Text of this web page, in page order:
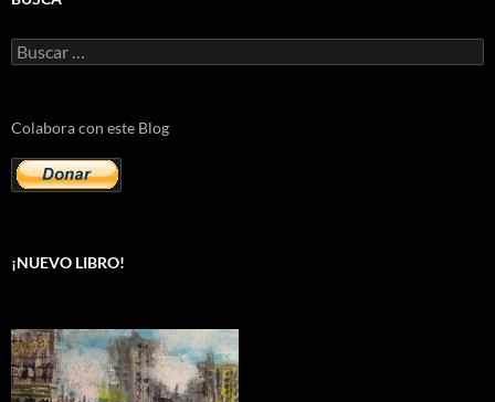
Buscar:
Colabora con este Blog
¡NUEVO LIBRO!